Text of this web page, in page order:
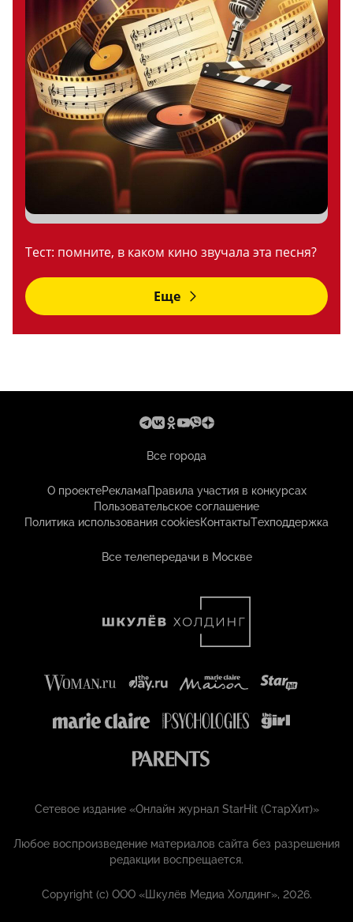
Тест: помните, в каком кино звучала эта песня?
Еще
Все города
О проектеРекламаПравила участия в конкурсах
Пользовательское соглашение
Политика использования cookiesКонтактыТехподдержка
Все телепередачи в Москве
Сетевое издание «Онлайн журнал StarHit (СтарХит)»
Любое воспроизведение материалов сайта без разрешения
редакции воспрещается.
Copyright (с) ООО «Шкулёв Медиа Холдинг», 2026.